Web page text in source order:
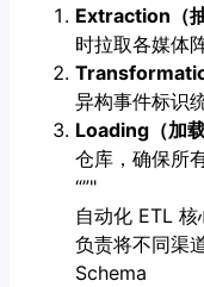
Extraction（抽
时拉取各媒体
异构事件标识
Loading（加载
仓库，确保所
“”"
自动化 ETL
负责将不同渠
Schema